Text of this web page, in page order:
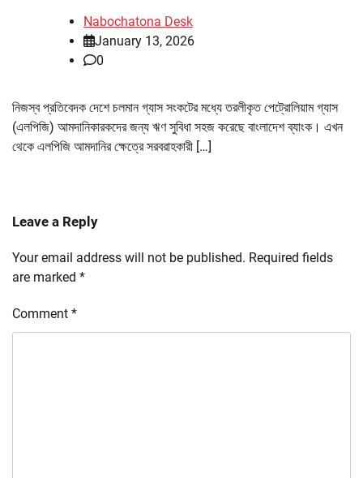
Nabochatona Desk
January 13, 2026
0
নিজস্ব প্রতিবেদক দেশে চলমান গ্যাস সংকটের মধ্যে তরলীকৃত পেট্রোলিয়াম গ্যাস
(এলপিজি) আমদানিকারকদের জন্য ঋণ সুবিধা সহজ করেছে বাংলাদেশ ব্যাংক। এখন
থেকে এলপিজি আমদানির ক্ষেত্রে সরবরাহকারী […]
Leave a Reply
Your email address will not be published. Required fields
are marked *
Comment *